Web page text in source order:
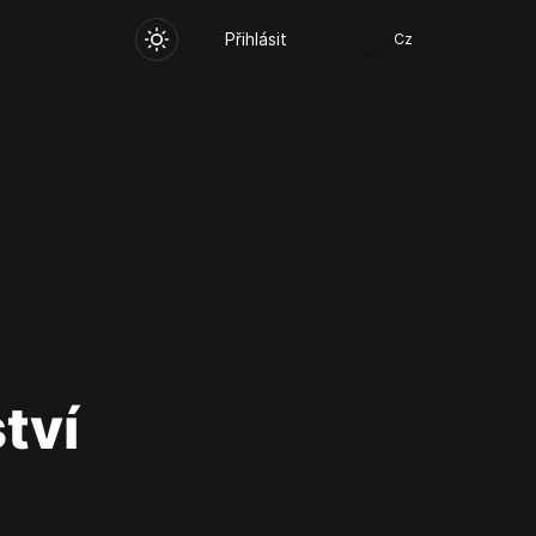
Přihlásit Cz